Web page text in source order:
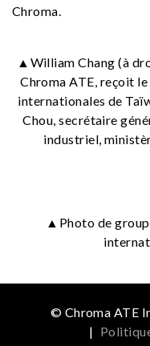
Chroma.
▲William Chang (à
Chroma ATE, reçoit
internationales de
Chou, secrétaire
industriel,
▲Photo de
© Chroma ATE
|